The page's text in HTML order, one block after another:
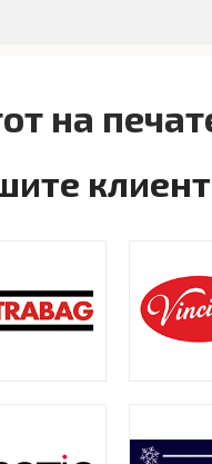
на